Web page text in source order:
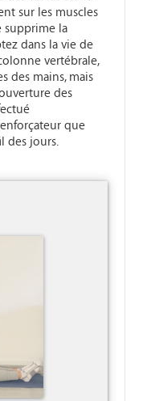
sur les muscles
supprime la
dans la vie de
vertébrale,
des mains, mais
des
que
des jours.